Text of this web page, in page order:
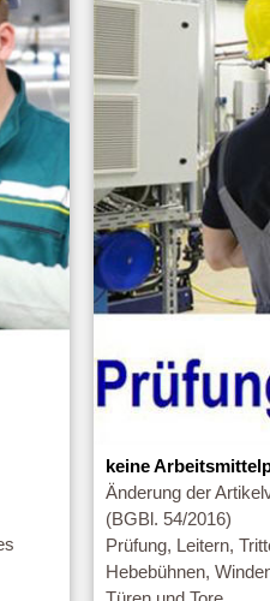
keine
Änderung der
(BGBl. 54/2016)
Prüfung, Leitern,
Hebebühnen,